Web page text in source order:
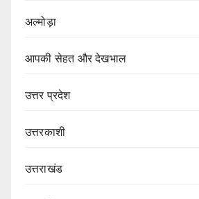
अल्मोड़ा
आपकी सेहत और देखभाल
उत्तर प्रदेश
उत्तरकाशी
उत्तराखंड